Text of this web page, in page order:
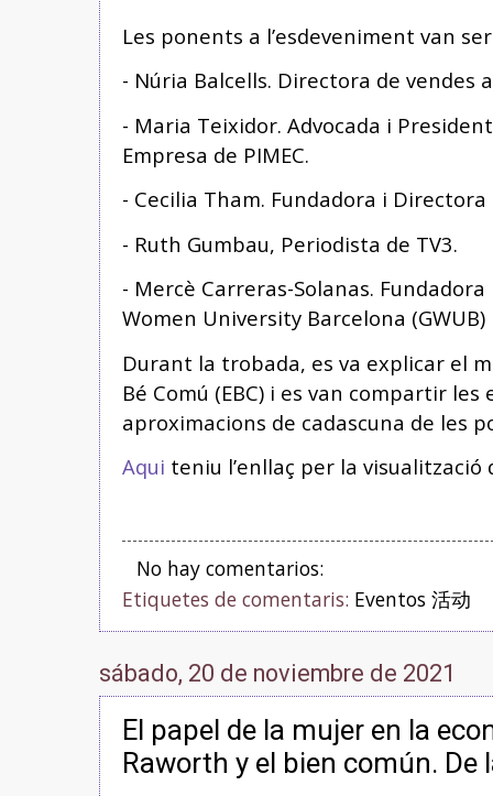
Les ponents a l’esdeveniment van
- Núria Balcells. Directora de vendes a
- Maria Teixidor. Advocada i
Empresa de PIMEC.
- Cecilia Tham. Fundadora i
- Ruth Gumbau, Periodista de TV3.
- Mercè Carreras-Solanas.
Women University Barcelona (GWUB)
Durant la trobada, es va explicar el
Bé Comú (EBC) i es van compartir
aproximacions de cadascuna de les
Aqui teniu l’enllaç per la visualització
No hay comentarios:
Etiquetes de comentaris: Eventos 活动
sábado, 20 de noviembre de 2021
El papel de la mujer en la
Raworth y el bien común. De